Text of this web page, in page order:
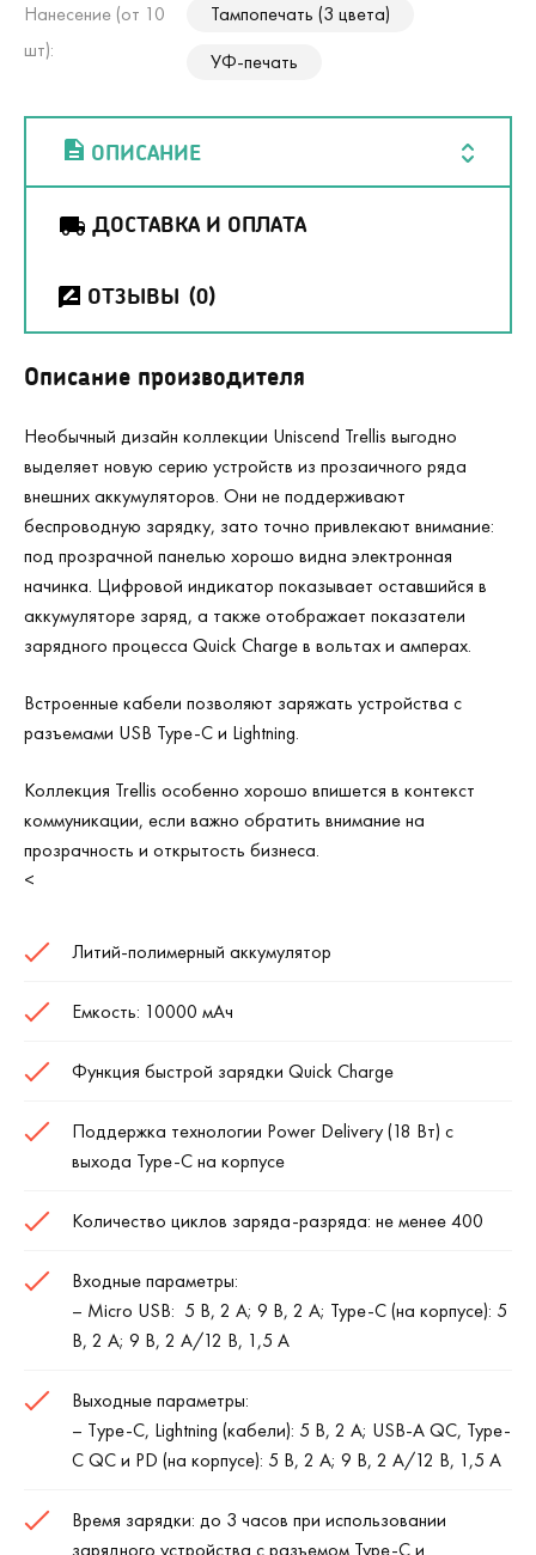
Нанесение (от 10
шт):
Тампопечать (3 цвета)
УФ-печать
ОПИСАНИЕ
ДОСТАВКА И ОПЛАТА
ОТЗЫВЫ (0)
Описание производителя
Необычный дизайн коллекции Uniscend Trellis выгодно
выделяет новую серию устройств из прозаичного ряда
внешних аккумуляторов. Они не поддерживают
беспроводную зарядку, зато точно привлекают внимание:
под прозрачной панелью хорошо видна электронная
начинка. Цифровой индикатор показывает оставшийся в
аккумуляторе заряд, а также отображает показатели
зарядного процесса Quick Charge в вольтах и амперах.
Встроенные кабели позволяют заряжать устройства с
разъемами USB Type-C и Lightning.
Коллекция Trellis особенно хорошо впишется в контекст
коммуникации, если важно обратить внимание на
прозрачность и открытость бизнеса.
<
Литий-полимерный аккумулятор
Емкость: 10000 мАч
Функция быстрой зарядки Quick Charge
Поддержка технологии Power Delivery (18 Вт) c
выхода Type-C на корпусе
Количество циклов заряда-разряда: не менее 400
Входные параметры:
– Micro USB: 5 В, 2 A; 9 В, 2 A; Type-C (на корпусе): 5
В, 2 A; 9 В, 2 A/12 В, 1,5 A
Выходные параметры:
– Тype-C, Lightning (кабели): 5 В, 2 А; USB-А QC, Type-
C QC и PD (на корпусе): 5 В, 2 A; 9 В, 2 A/12 В, 1,5 A
Время зарядки: до 3 часов при использовании
зарядного устройства с разъемом Type-C и